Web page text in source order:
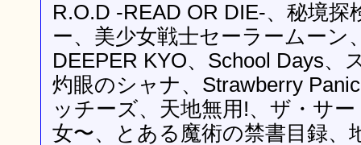
R.O.D -READ OR DIE-、秘境探
ー、美少女戦士セーラームーン
DEEPER KYO、School Days、
灼眼のシャナ、Strawberry
ッチーズ、天地無用!、ザ・サ
女〜、とある魔術の禁書目録